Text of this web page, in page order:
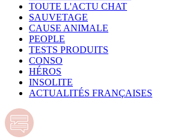
TOUTE L'ACTU CHAT
SAUVETAGE
CAUSE ANIMALE
PEOPLE
TESTS PRODUITS
CONSO
HÉROS
INSOLITE
ACTUALITÉS FRANÇAISES